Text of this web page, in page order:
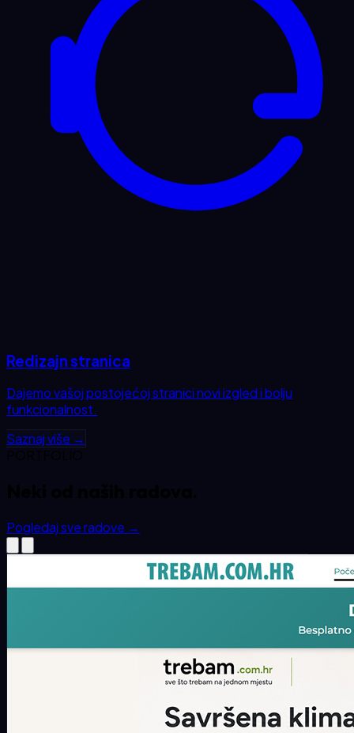
Redizajn stranica
Dajemo vašoj postojećoj stranici novi izgled i bolju
funkcionalnost.
Saznaj više →
Pogledaj sve radove →